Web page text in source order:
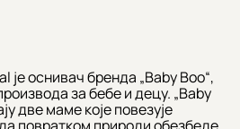
је оснивач бренда „Baby Boo“,
за бебе и децу. „Baby
две маме које повезује